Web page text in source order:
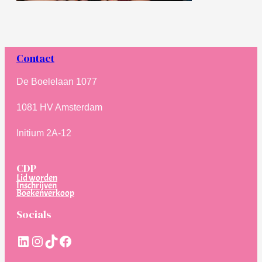
Contact
De Boelelaan 1077
1081 HV Amsterdam
Initium 2A-12
CDP
Lid worden
Inschrijven
Boekenverkoop
Socials
LinkedIn
Instagram
TikTokFacebook